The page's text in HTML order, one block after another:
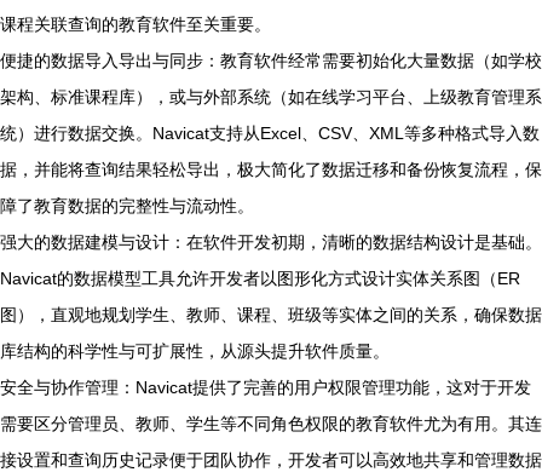
课程关联查询的教育软件至关重要。
便捷的数据导入导出与同步：教育软件经常需要初始化大量数据（如学校
架构、标准课程库），或与外部系统（如在线学习平台、上级教育管理系
统）进行数据交换。Navicat支持从Excel、CSV、XML等多种格式导入数
据，并能将查询结果轻松导出，极大简化了数据迁移和备份恢复流程，保
障了教育数据的完整性与流动性。
强大的数据建模与设计：在软件开发初期，清晰的数据结构设计是基础。
Navicat的数据模型工具允许开发者以图形化方式设计实体关系图（ER
图），直观地规划学生、教师、课程、班级等实体之间的关系，确保数据
库结构的科学性与可扩展性，从源头提升软件质量。
安全与协作管理：Navicat提供了完善的用户权限管理功能，这对于开发
需要区分管理员、教师、学生等不同角色权限的教育软件尤为有用。其连
接设置和查询历史记录便于团队协作，开发者可以高效地共享和管理数据